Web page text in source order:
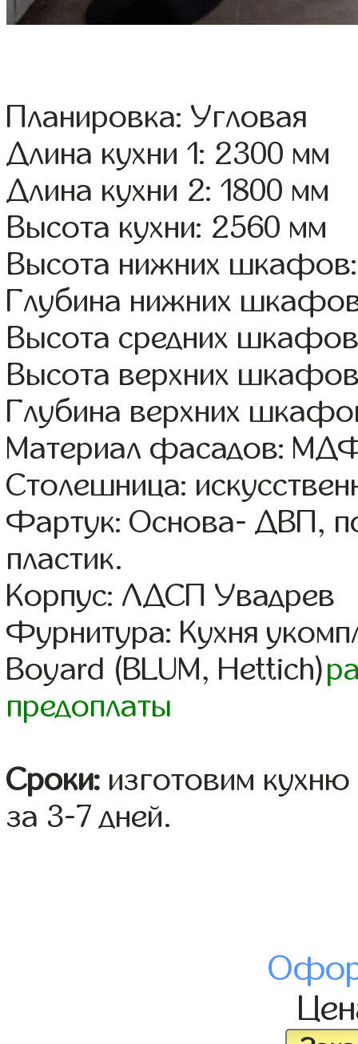
Планировка: Угловая
Длина кухни 1: 2300 мм
Длина кухни 2: 1800 мм
Высота кухни: 2560 мм
Высота нижних
Глубина нижних
Высота средних
Высота верхних
Глубина верхних
Материал фасадов:
Столешница:
Фартук: Основа- ДВП,
пластик.
Корпус: ЛДСП Увадрев
Фурнитура: Кухня
Boyard (BLUM, Hettich)
предоплаты
Сроки: изготовим
за 3-7 дней.